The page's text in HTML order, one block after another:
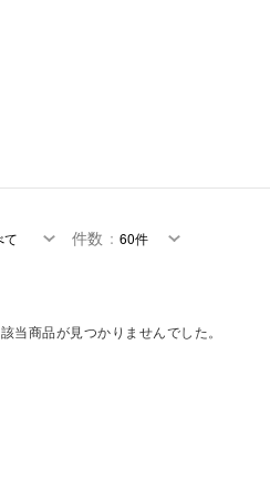
件数 ：
該当商品が見つかりませんでした。